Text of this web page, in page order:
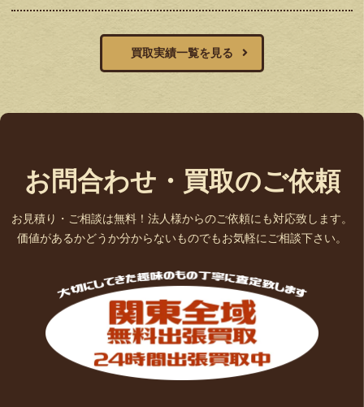
買取実績一覧を見る
お問合わせ・買取のご依頼
お見積り・ご相談は無料！法人様からのご依頼にも対応致します。
価値があるかどうか分からないものでもお気軽にご相談下さい。